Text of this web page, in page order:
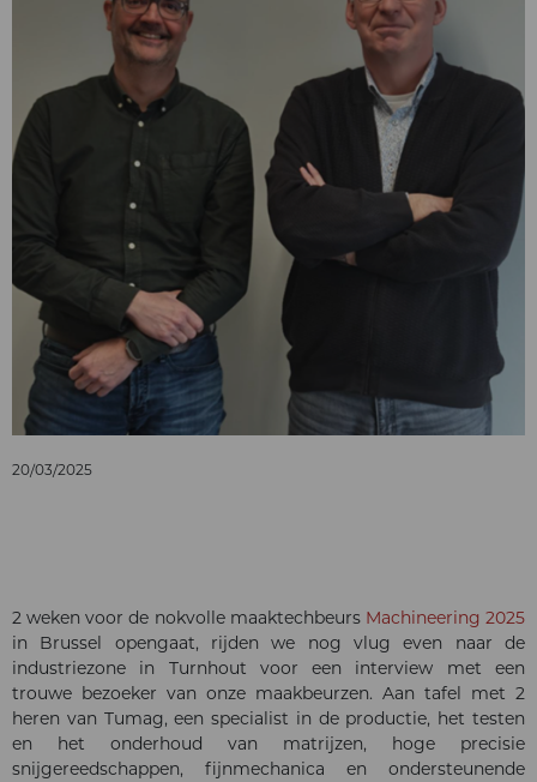
20/03/2025
2 weken voor de nokvolle maaktechbeurs Machineering 2025
in Brussel opengaat, rijden we nog vlug even naar de
industriezone in Turnhout voor een interview met een
trouwe bezoeker van onze maakbeurzen. Aan tafel met 2
heren van Tumag, een specialist in de productie, het testen
en het onderhoud van matrijzen, hoge precisie
snijgereedschappen, fijnmechanica en ondersteunende